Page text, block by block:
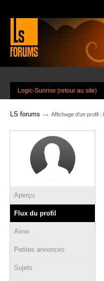
Logic-Sunrise (retour au site)
LS forums → Affichage d'un profil :
Aperçu
Flux du profil
Aime
Petites annonces
Sujets